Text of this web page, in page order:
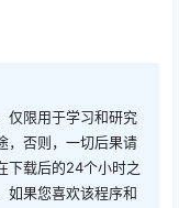
仅限用于学习和研究
，否则，一切后果请
下载后的24个小时之
如果您喜欢该程序和